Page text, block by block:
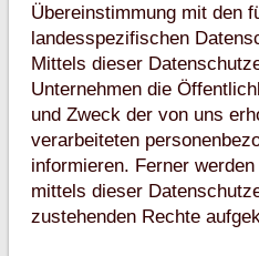
Übereinstimmung mit den
landesspezifischen
Mittels dieser
Unternehmen die
und Zweck der von uns
verarbeiteten
informieren. Ferner
mittels dieser
zustehenden Rechte